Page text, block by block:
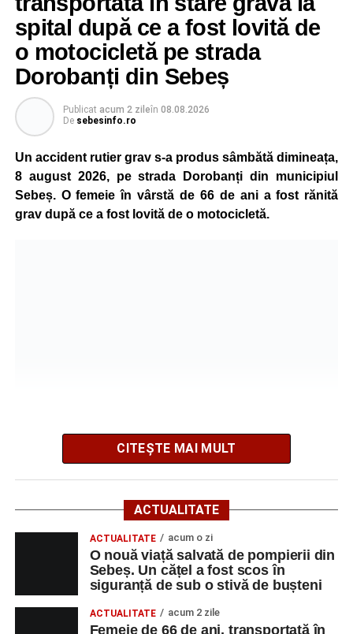
„Pentru noi, fiecare viață contează!”, au transmis
reprezentanții ISU Alba.
Adaugă-ne ca sursă preferată
Urmărește-ne pe Google News
Ultimele știri din Sebeș
spital după ce a fost lovită de
o motocicletă pe strada
Dorobanți din Sebeș
Publicat acum 2 zileîn 08.08.2026
De sebesinfo.ro
Un accident rutier grav s-a produs sâmbătă dimineața,
8 august 2026, pe strada Dorobanți din municipiul
Sebeș. O femeie în vârstă de 66 de ani a fost rănită
grav după ce a fost lovită de o motocicletă.
Potrivit informațiilor transmise de polițiști, în jurul orei
09:39, Poliția Municipiului Sebeș a fost sesizată, prin
SNUAU 112, cu privire la producerea unui eveniment
rutier soldat cu victime.
La fața locului s-au deplasat polițiștii rutieri, care au
stabilit că un bărbat de 53 de ani, din Sebeș, conducea o
motocicletă pe direcția Daia Română – Sebeș. Acesta ar
fi surprins și accidentat o femeie de 66 de ani, din Sebeș,
CITEȘTE MAI MULT
ACTUALITATE
ACTUALITATE acum o zi
O nouă viață salvată de pompierii din
Sebeș. Un cățel a fost scos în
siguranță de sub o stivă de bușteni
ACTUALITATE acum 2 zile
Femeie de 66 de ani, transportată în